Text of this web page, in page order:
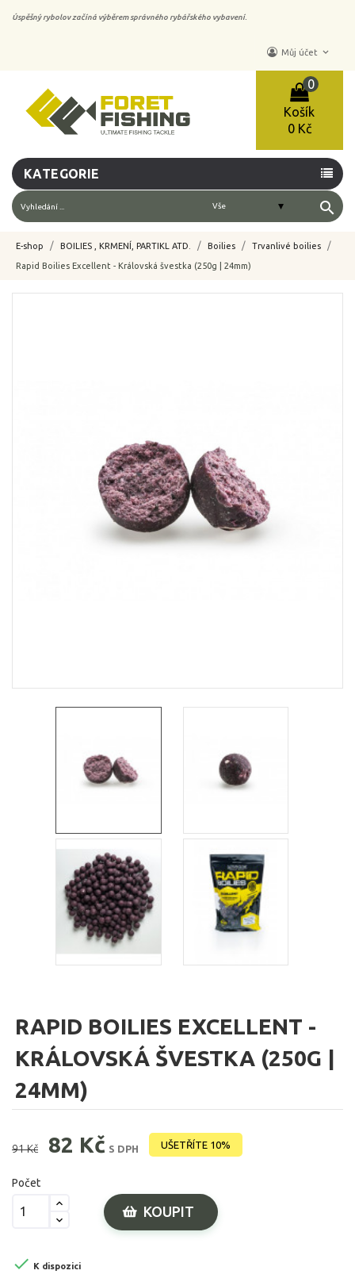
Úspěšný rybolov začíná výběrem správného rybářského vybavení.
Můj účet keyboard_arrow_down
Košík
0
0 Kč
KATEGORIE
search
E-shop BOILIES , KRMENÍ, PARTIKL ATD. Boilies Trvanlivé boilies
Rapid Boilies Excellent - Královská švestka (250g | 24mm)
RAPID BOILIES EXCELLENT -
KRÁLOVSKÁ ŠVESTKA (250G |
24MM)
91 Kč 82 Kč S DPH UŠETŘÍTE 10%
Počet
KOUPIT
 K dispozici